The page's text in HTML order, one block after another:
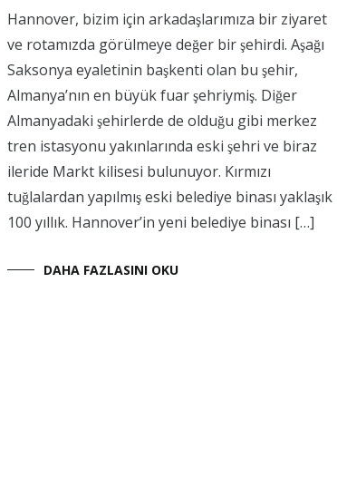
Hannover, bizim için arkadaşlarımıza bir ziyaret
ve rotamızda görülmeye değer bir şehirdi. Aşağı
Saksonya eyaletinin başkenti olan bu şehir,
Almanya’nın en büyük fuar şehriymiş. Diğer
Almanyadaki şehirlerde de olduğu gibi merkez
tren istasyonu yakınlarında eski şehri ve biraz
ileride Markt kilisesi bulunuyor. Kırmızı
tuğlalardan yapılmış eski belediye binası yaklaşık
100 yıllık. Hannover’in yeni belediye binası […]
DAHA FAZLASINI OKU